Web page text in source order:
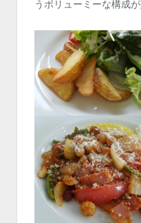
うボリューミーな構成